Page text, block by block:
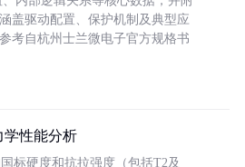
盖驱动配置、保护机制及典型应
考自杭州士兰微电子官方规格书
学性能分析
标硬度和抗拉强度（包括T2及